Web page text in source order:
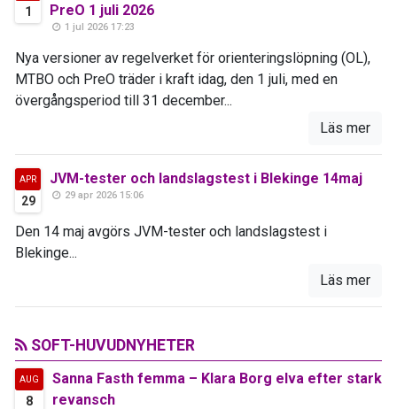
1
PreO 1 juli 2026
1 jul 2026 17:23
Nya versioner av regelverket för orienteringslöpning (OL),
MTBO och PreO träder i kraft idag, den 1 juli, med en
övergångsperiod till 31 december...
Läs mer
APR
29
JVM-tester och landslagstest i Blekinge 14maj
29 apr 2026 15:06
Den 14 maj avgörs JVM-tester och landslagstest i
Blekinge...
Läs mer
SOFT-HUVUDNYHETER
AUG
8
Sanna Fasth femma – Klara Borg elva efter stark
revansch